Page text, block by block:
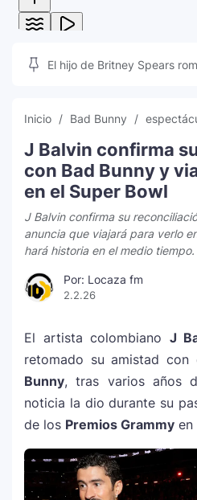
El hijo de Britney Spears
Inicio Bad Bunny
J Balvin confirma
con Bad Bunny y
en el Super Bowl
J Balvin confirma su
anuncia que viajará para verlo
hará historia en el medio tiempo.
Por: Locaza fm
2.2.26
El artista colombiano J
retomado su amistad con
Bunny, tras varios años
noticia la dio durante su
de los Premios Grammy en